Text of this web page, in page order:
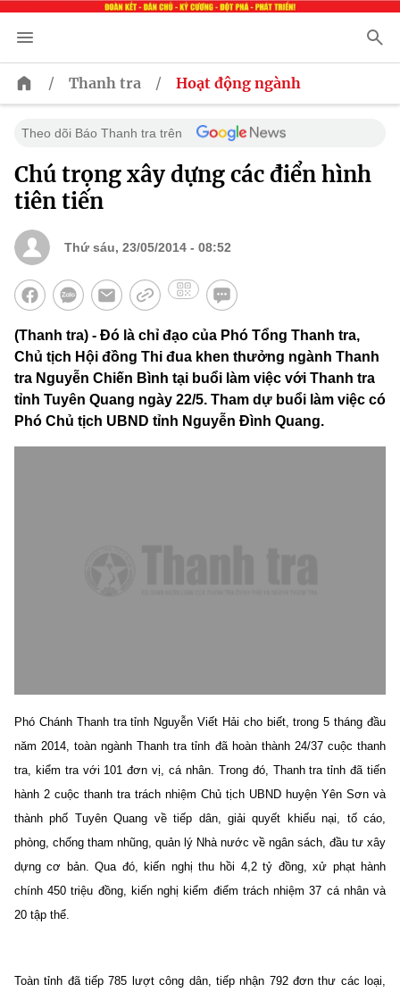
/ Thanh tra / Hoạt động ngành
Theo dõi Báo Thanh tra trên
Chú trọng xây dựng các điển hình
tiên tiến
Thứ sáu, 23/05/2014 - 08:52
(Thanh tra) - Đó là chỉ đạo của Phó Tổng Thanh tra,
Chủ tịch Hội đồng Thi đua khen thưởng ngành Thanh
tra Nguyễn Chiến Bình tại buổi làm việc với Thanh tra
tỉnh Tuyên Quang ngày 22/5. Tham dự buổi làm việc có
Phó Chủ tịch UBND tỉnh Nguyễn Đình Quang.
Phó Chánh Thanh tra tỉnh Nguyễn Viết Hải cho biết, trong 5 tháng đầu
năm 2014, toàn ngành Thanh tra tỉnh đã hoàn thành 24/37 cuộc thanh
tra, kiểm tra với 101 đơn vị, cá nhân. Trong đó, Thanh tra tỉnh đã tiến
hành 2 cuộc thanh tra trách nhiệm Chủ tịch UBND huyện Yên Sơn và
thành phố Tuyên Quang về tiếp dân, giải quyết khiếu nại, tố cáo,
phòng, chống tham nhũng, quản lý Nhà nước về ngân sách, đầu tư xây
dựng cơ bản. Qua đó, kiến nghị thu hồi 4,2 tỷ đồng, xử phạt hành
chính 450 triệu đồng, kiến nghị kiểm điểm trách nhiệm 37 cá nhân và
20 tập thể.
Toàn tỉnh đã tiếp 785 lượt công dân, tiếp nhận 792 đơn thư các loại,